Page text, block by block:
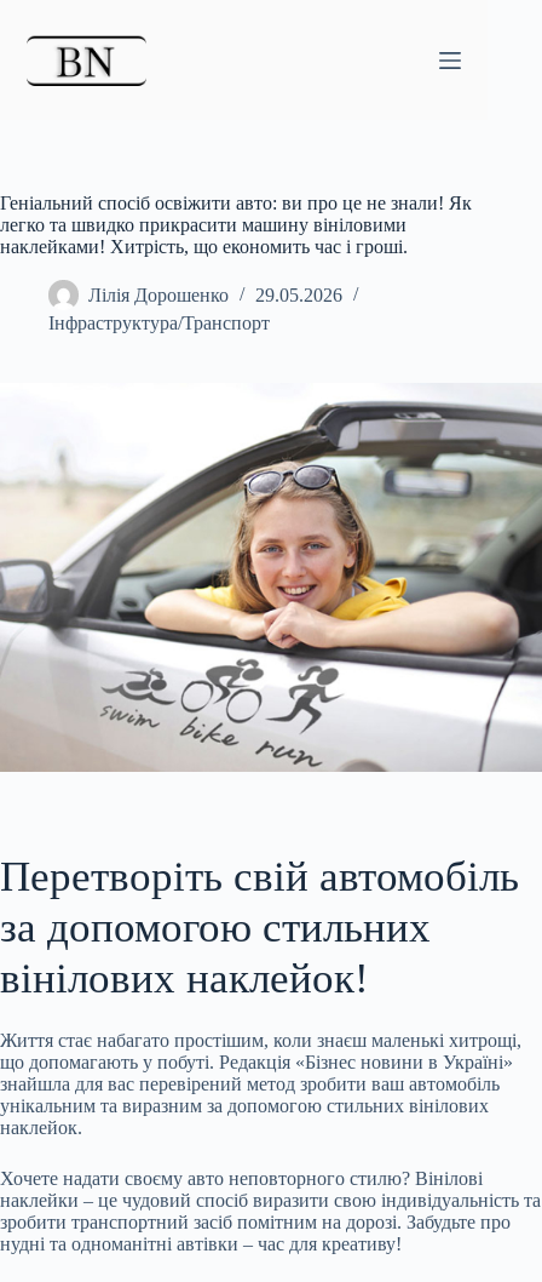
Геніальний спосіб освіжити авто: ви про це не знали! Як
легко та швидко прикрасити машину вініловими
наклейками! Хитрість, що економить час і гроші.
Лілія Дорошенко
29.05.2026
Інфраструктура/Транспорт
Перетворіть свій автомобіль
за допомогою стильних
вінілових наклейок!
Життя стає набагато простішим, коли знаєш маленькі хитрощі,
що допомагають у побуті. Редакція «Бізнес новини в Україні»
знайшла для вас перевірений метод зробити ваш автомобіль
унікальним та виразним за допомогою стильних вінілових
наклейок.
Хочете надати своєму авто неповторного стилю? Вінілові
наклейки – це чудовий спосіб виразити свою індивідуальність та
зробити транспортний засіб помітним на дорозі. Забудьте про
нудні та одноманітні автівки – час для креативу!